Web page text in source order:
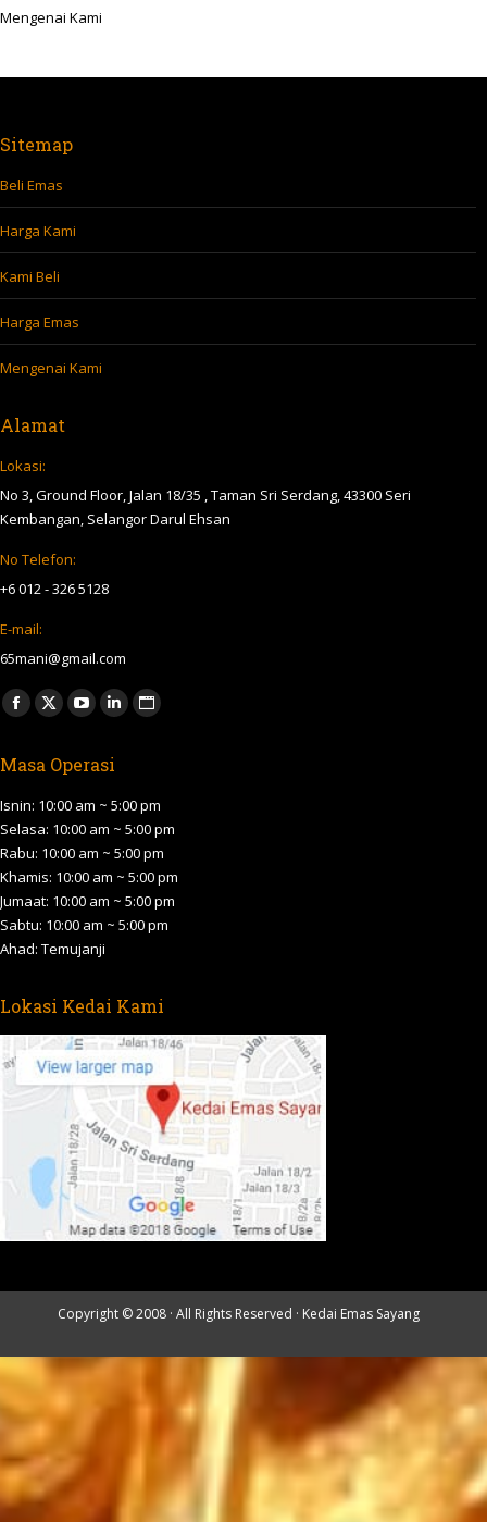
Mengenai Kami
Sitemap
Beli Emas
Harga Kami
Kami Beli
Harga Emas
Mengenai Kami
Alamat
Lokasi:
No 3, Ground Floor, Jalan 18/35 , Taman Sri Serdang, 43300 Seri
Kembangan, Selangor Darul Ehsan
No Telefon:
+6 012 - 326 5128
E-mail:
65mani@gmail.com
Find us on:
Facebook
opens
in
new
window
X
opens
in
new
window
YouTube
opens
in
new
window
Linkedin
opens
in
new
window
Website
in
new
window
Masa Operasi
Isnin: 10:00 am ~ 5:00 pm
Selasa: 10:00 am ~ 5:00 pm
Rabu: 10:00 am ~ 5:00 pm
Khamis: 10:00 am ~ 5:00 pm
Jumaat: 10:00 am ~ 5:00 pm
Sabtu: 10:00 am ~ 5:00 pm
Ahad: Temujanji
Lokasi Kedai Kami
Copyright © 2008 · All Rights Reserved · Kedai Emas Sayang